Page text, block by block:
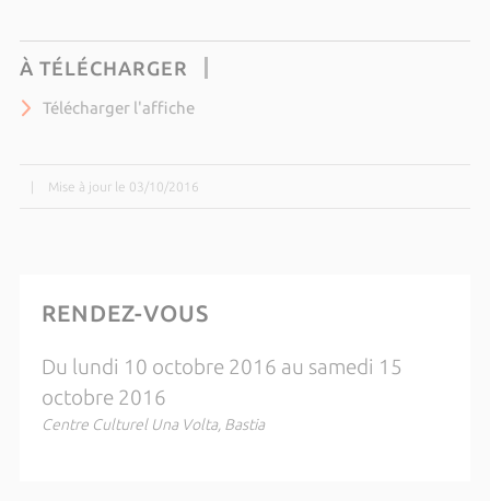
À TÉLÉCHARGER
Télécharger l'affiche
Mise à jour le 03/10/2016
RENDEZ-VOUS
Du lundi 10 octobre 2016 au samedi 15
octobre 2016
Centre Culturel Una Volta, Bastia